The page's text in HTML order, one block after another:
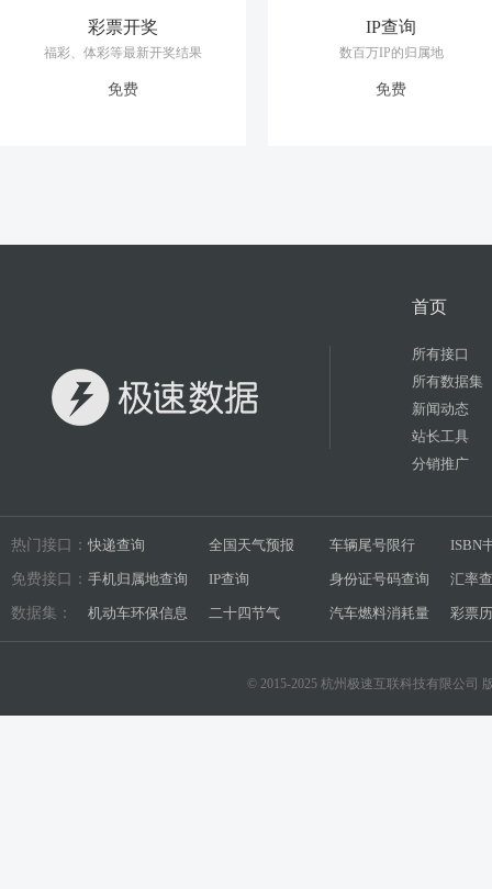
彩票开奖
福彩、体彩等最新开奖结果
免费
IP查询
数百万IP的归属地
免费
首页
所有接口
所有数据集
新闻动态
站长工具
分销推广
热门接口： 快递查询 全国天气预报 车辆尾号限行 ISBN
免费接口： 手机归属地查询 IP查询 身份证号码查询 汇率
数据集： 机动车环保信息 二十四节气 汽车燃料消耗量 彩票
© 2015-2025 杭州极速互联科技有限公司